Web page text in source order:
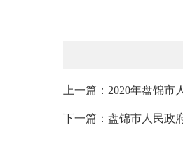
上一篇：2020年盘锦市
下一篇：盘锦市人民政